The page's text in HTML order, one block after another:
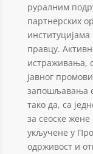
руралним
партнерских
правцу.
истраживања,
јавног
запошљавања
тако да, са
за сеоске
укључене у
одрживост и